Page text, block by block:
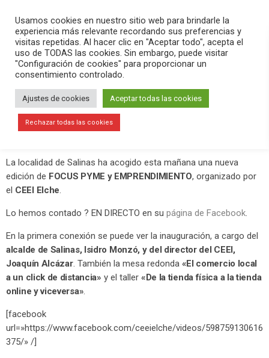
search menu pause PLAY
junio 28, 2019
La importancia de las redes para
reinventar negocios, tema central del
FOCUS PYME y EMPRENDIMIENTO en
Salinas
La localidad de Salinas ha acogido esta mañana una nueva
edición de FOCUS PYME y EMPRENDIMIENTO, organizado por
el CEEI Elche
Lo hemos contado ? EN DIRECTO en su página de Facebook
En la primera conexión se puede ver la inauguración, a cargo del
alcalde de Salinas, Isidro Monzó, y del director del CEEI,
Joaquín Alcázar. También la mesa redonda «El comercio local
a un click de distancia» y el taller «De la tienda física a la tienda
online y viceversa»
[facebook
url=»https://www.facebook.com/ceeielche/videos/598759130616
375/» /]
Usamos cookies en nuestro sitio web para brindarle la
experiencia más relevante recordando sus preferencias y
visitas repetidas. Al hacer clic en "Aceptar todo", acepta el
uso de TODAS las cookies. Sin embargo, puede visitar
"Configuración de cookies" para proporcionar un
consentimiento controlado.
Ajustes de cookies Aceptar todas las cookies
Rechazar todas las cookies